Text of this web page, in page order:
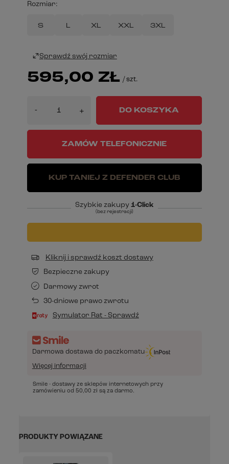
Rozmiar
S L XL XXL 3XL
Sprawdź swój rozmiar
595,00 ZŁ / szt.
- + DO KOSZYKA
ZAMÓW TELEFONICZNIE
KUP TANIEJ Z DEFENDER CLUB
Szybkie zakupy 1-Click
(bez rejestracji)
Kliknij i sprawdź koszt dostawy
Bezpieczne zakupy
Darmowy zwrot
30-dniowe prawo zwrotu
Symulator Rat - Sprawdź
Darmowa dostawa do paczkomatu
Więcej informacji
Smile - dostawy ze sklepów internetowych przy
zamówieniu od 50,00 zł są za darmo.
PRODUKTY POWIĄZANE